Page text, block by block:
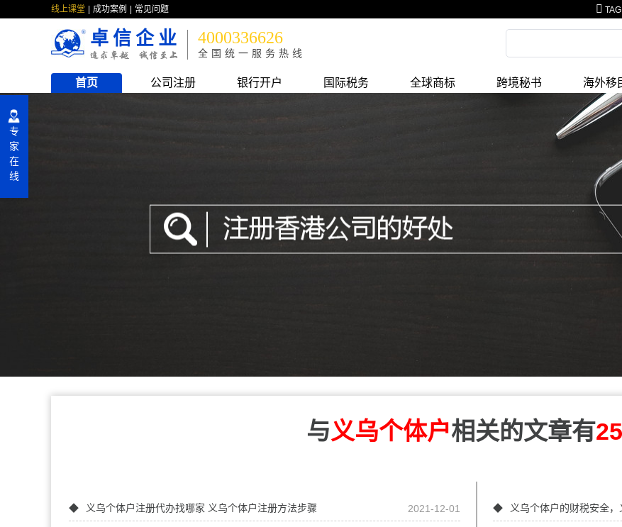
线上课堂 成功案例 常见问题 TAG
卓信企业 4000336626
全国统一服务热线
首页 公司注册 银行开户 国际税务 全球商标 跨境秘书 海外移
与义乌个体户相关的文章有25
义乌个体户注册代办找哪家 义乌个体户注册方法步骤 2021-12-01 义乌个体户的财税安全，
专
家
在
线